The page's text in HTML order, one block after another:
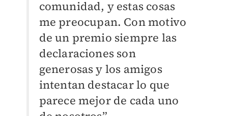
comunidad, y estas cosas
me preocupan. Con motivo
de un premio siempre las
declaraciones son
generosas y los amigos
intentan destacar lo que
parece mejor de cada uno